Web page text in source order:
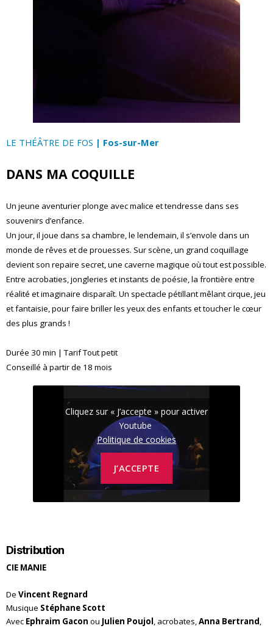
LE THÉÂTRE DE FOS | Fos-sur-Mer
DANS MA COQUILLE
Un jeune aventurier plonge avec malice et tendresse dans ses
souvenirs d’enfance.
Un jour, il joue dans sa chambre, le lendemain, il s’envole dans un
monde de rêves et de prouesses. Sur scène, un grand coquillage
devient son repaire secret, une caverne magique où tout est possible.
Entre acrobaties, jongleries et instants de poésie, la frontière entre
réalité et imaginaire disparaît. Un spectacle pétillant mêlant cirque, jeu
et fantaisie, pour faire briller les yeux des enfants et toucher le cœur
des plus grands !
Durée 30 min | Tarif Tout petit
Conseillé à partir de 18 mois
Cliquez sur « J’accepte » pour activer
Youtube
Politique de cookies
J’ACCEPTE
Distribution
CIE MANIE
De Vincent Regnard
Musique Stéphane Scott
Avec Ephraim Gacon ou Julien Poujol, acrobates,Anna Bertrand,